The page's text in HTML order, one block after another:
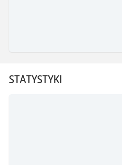
STATYSTYKI